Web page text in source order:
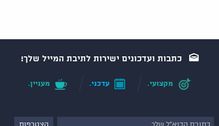
כתבות ועדכונים ישירות לתיבת המייל שלך!
מקצועי. עדכני. מעניין.